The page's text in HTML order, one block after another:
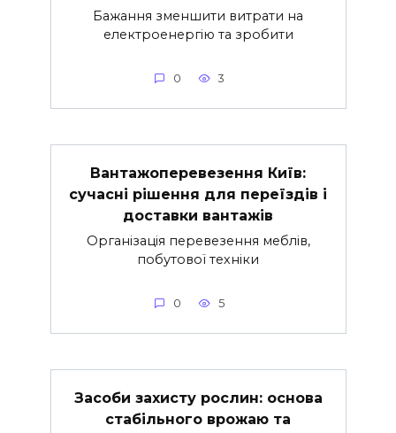
Бажання зменшити витрати на
електроенергію та зробити
0 3
Вантажоперевезення Київ:
сучасні рішення для переїздів і
доставки вантажів
Організація перевезення меблів,
побутової техніки
0 5
Засоби захисту рослин: основа
стабільного врожаю та